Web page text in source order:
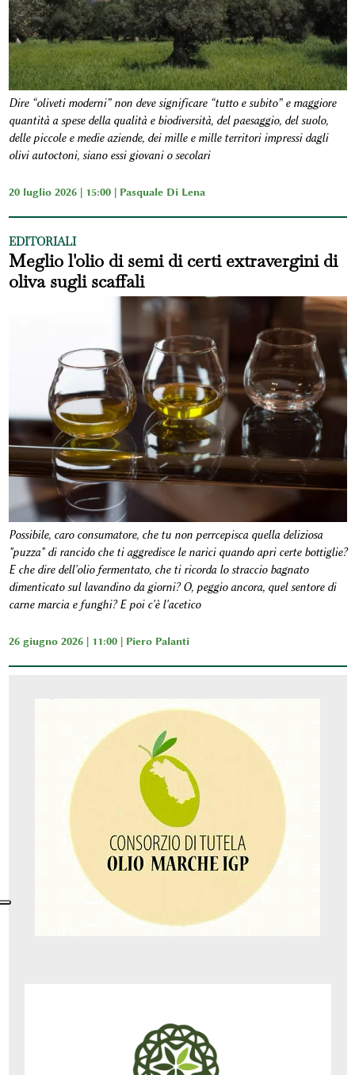
Dire “oliveti moderni” non deve significare “tutto e subito” e maggiore
quantità a spese della qualità e biodiversità, del paesaggio, del suolo,
delle piccole e medie aziende, dei mille e mille territori impressi dagli
olivi autoctoni, siano essi giovani o secolari
20 luglio 2026 | 15:00 | Pasquale Di Lena
EDITORIALI
Meglio l'olio di semi di certi extravergini di
oliva sugli scaffali
Possibile, caro consumatore, che tu non perrcepisca quella deliziosa
"puzza" di rancido che ti aggredisce le narici quando apri certe bottiglie?
E che dire dell'olio fermentato, che ti ricorda lo straccio bagnato
dimenticato sul lavandino da giorni? O, peggio ancora, quel sentore di
carne marcia e funghi? E poi c'è l'acetico
26 giugno 2026 | 11:00 | Piero Palanti